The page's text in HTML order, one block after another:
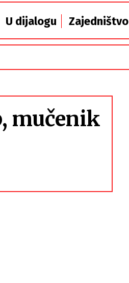
U dijalogu Zajedništvo
mučenik